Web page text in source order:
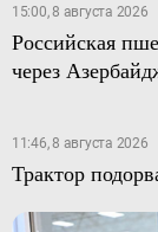
15:00, 8 августа 2026
Российская
через
11:46, 8 августа 2026
Трактор